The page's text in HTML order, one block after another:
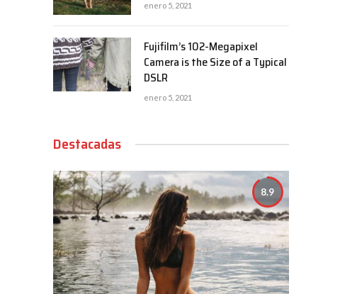
enero 5, 2021
Fujifilm’s 102-Megapixel
Camera is the Size of a Typical
DSLR
enero 5, 2021
Destacadas
8.9